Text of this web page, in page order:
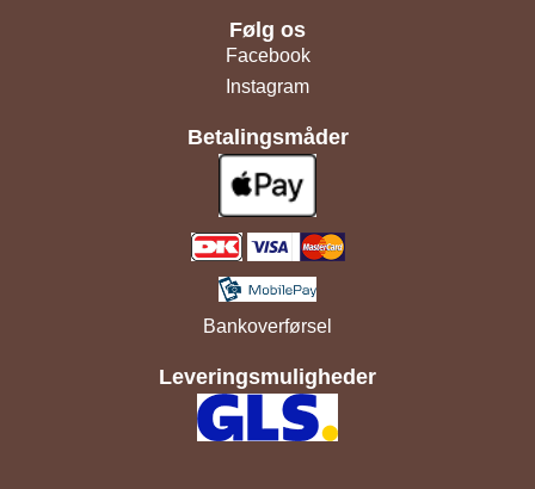
Følg os
Facebook
Instagram
Betalingsmåder
Bankoverførsel
Leveringsmuligheder